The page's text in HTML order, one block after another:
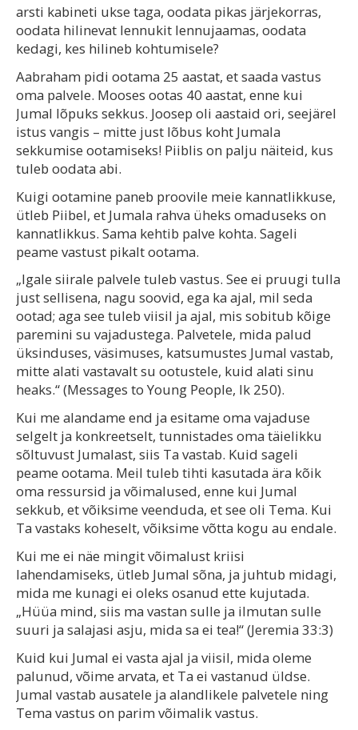
arsti kabineti ukse taga, oodata pikas järjekorras,
oodata hilinevat lennukit lennujaamas, oodata
kedagi, kes hilineb kohtumisele?
Aabraham pidi ootama 25 aastat, et saada vastus
oma palvele. Mooses ootas 40 aastat, enne kui
Jumal lõpuks sekkus. Joosep oli aastaid ori, seejärel
istus vangis – mitte just lõbus koht Jumala
sekkumise ootamiseks! Piiblis on palju näiteid, kus
tuleb oodata abi.
Kuigi ootamine paneb proovile meie kannatlikkuse,
ütleb Piibel, et Jumala rahva üheks omaduseks on
kannatlikkus. Sama kehtib palve kohta. Sageli
peame vastust pikalt ootama.
„Igale siirale palvele tuleb vastus. See ei pruugi tulla
just sellisena, nagu soovid, ega ka ajal, mil seda
ootad; aga see tuleb viisil ja ajal, mis sobitub kõige
paremini su vajadustega. Palvetele, mida palud
üksinduses, väsimuses, katsumustes Jumal vastab,
mitte alati vastavalt su ootustele, kuid alati sinu
heaks.“ (Messages to Young People, lk 250).
Kui me alandame end ja esitame oma vajaduse
selgelt ja konkreetselt, tunnistades oma täielikku
sõltuvust Jumalast, siis Ta vastab. Kuid sageli
peame ootama. Meil tuleb tihti kasutada ära kõik
oma ressursid ja võimalused, enne kui Jumal
sekkub, et võiksime veenduda, et see oli Tema. Kui
Ta vastaks koheselt, võiksime võtta kogu au endale.
Kui me ei näe mingit võimalust kriisi
lahendamiseks, ütleb Jumal sõna, ja juhtub midagi,
mida me kunagi ei oleks osanud ette kujutada.
„Hüüa mind, siis ma vastan sulle ja ilmutan sulle
suuri ja salajasi asju, mida sa ei tea!“ (Jeremia 33:3)
Kuid kui Jumal ei vasta ajal ja viisil, mida oleme
palunud, võime arvata, et Ta ei vastanud üldse.
Jumal vastab ausatele ja alandlikele palvetele ning
Tema vastus on parim võimalik vastus.